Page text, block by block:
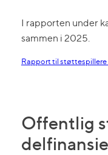
I rapporten under
sammen i 2025.
Rapport til støttespillere
Offentlig